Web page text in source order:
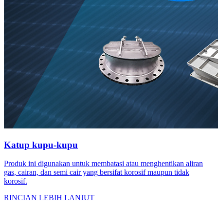
Katup kupu-kupu
Produk ini digunakan untuk membatasi atau menghentikan aliran
gas, cairan, dan semi cair yang bersifat korosif maupun tidak
korosif.
RINCIAN LEBIH LANJUT